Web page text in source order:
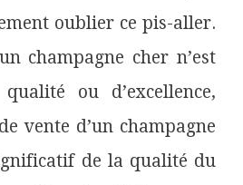
oublier ce pis-aller.
champagne cher n’est
ou d’excellence,
vente d’un champagne
de la qualité du